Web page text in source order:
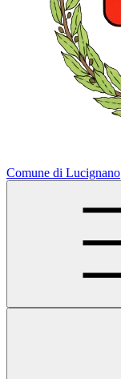
Comune di Lucignano